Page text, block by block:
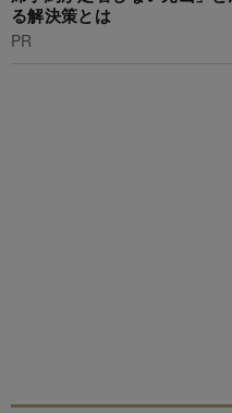
る解決策とは
PR